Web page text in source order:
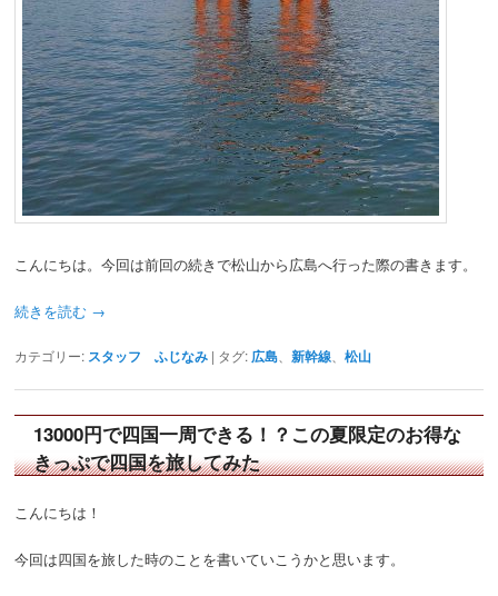
こんにちは。今回は前回の続きで松山から広島へ行った際の書きます。
続きを読む →
カテゴリー: スタッフ ふじなみ | タグ: 広島 、新幹線 、松山
13000円で四国一周できる！？この夏限定のお得な
きっぷで四国を旅してみた
こんにちは！
今回は四国を旅した時のことを書いていこうかと思います。